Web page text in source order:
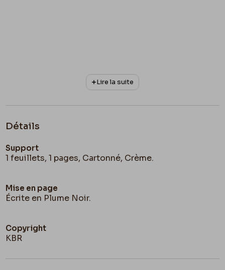
Lire la suite
Détails
Support
1 feuillets, 1 pages, Cartonné, Crème.
Mise en page
Écrite en Plume Noir.
Copyright
KBR